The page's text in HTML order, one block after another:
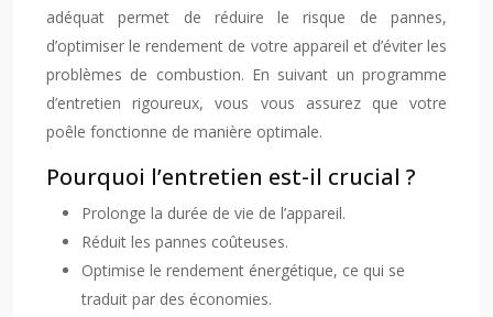
adéquat permet de réduire le risque de pannes,
d’optimiser le rendement de votre appareil et d’éviter les
problèmes de combustion. En suivant un programme
d’entretien rigoureux, vous vous assurez que votre
poêle fonctionne de manière optimale.
Pourquoi l’entretien est-il crucial ?
Prolonge la durée de vie de l’appareil.
Réduit les pannes coûteuses.
Optimise le rendement énergétique, ce qui se
traduit par des économies.